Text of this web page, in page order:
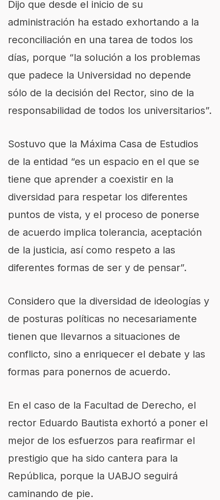
Dijo que desde el inicio de su
administración ha estado exhortando a la
reconciliación en una tarea de todos los
días, porque “la solución a los problemas
que padece la Universidad no depende
sólo de la decisión del Rector, sino de la
responsabilidad de todos los universitarios”.
Sostuvo que la Máxima Casa de Estudios
de la entidad “es un espacio en el que se
tiene que aprender a coexistir en la
diversidad para respetar los diferentes
puntos de vista, y el proceso de ponerse
de acuerdo implica tolerancia, aceptación
de la justicia, así como respeto a las
diferentes formas de ser y de pensar”.
Considero que la diversidad de ideologías y
de posturas políticas no necesariamente
tienen que llevarnos a situaciones de
conflicto, sino a enriquecer el debate y las
formas para ponernos de acuerdo.
En el caso de la Facultad de Derecho, el
rector Eduardo Bautista exhortó a poner el
mejor de los esfuerzos para reafirmar el
prestigio que ha sido cantera para la
República, porque la UABJO seguirá
caminando de pie.